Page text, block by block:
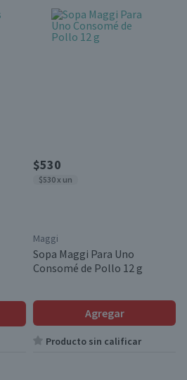
$530
$530 x un
Maggi
Sopa Maggi Para Uno
Consomé de Pollo 12 g
Agregar
Producto sin calificar